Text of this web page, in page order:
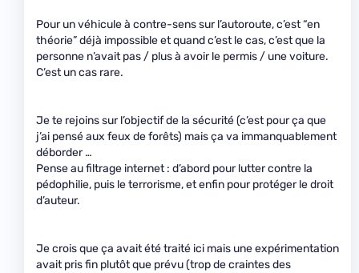
Pour un véhicule à contre-sens sur l’autoroute, c’est “en
théorie” déjà impossible et quand c’est le cas, c’est que la
personne n’avait pas / plus à avoir le permis / une voiture.
C’est un cas rare.
Je te rejoins sur l’objectif de la sécurité (c’est pour ça que
j’ai pensé aux feux de forêts) mais ça va immanquablement
déborder …
Pense au filtrage internet : d’abord pour lutter contre la
pédophilie, puis le terrorisme, et enfin pour protéger le droit
d’auteur.
Je crois que ça avait été traité ici mais une expérimentation
avait pris fin plutôt que prévu (trop de craintes des